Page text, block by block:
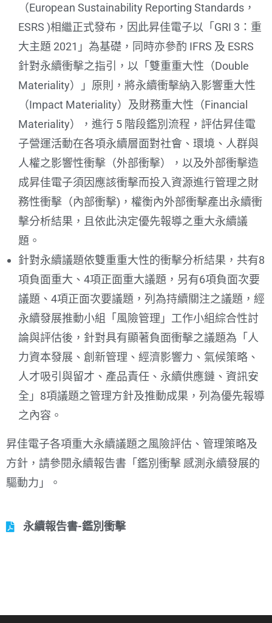
（European Sustainability Reporting Standards，
ESRS )相繼正式發布，因此昇佳電子以「GRI 3：重
大主題 2021」為基礎，同時亦參酌 IFRS 及 ESRS
針對永續衝擊之指引，以「雙重重大性（Double
Materiality）」原則，將永續衝擊納入影響重大性
（Impact Materiality）及財務重大性（Financial
Materiality），進行 5 階段鑑別流程，評估昇佳電
子營運活動在各項永續層面對社會、環境、人群與
人權之影響性衝擊（外部衝擊），以及外部衝擊造
成昇佳電子須因應該衝擊而投入資源進行管理之財
務性衝擊（內部衝擊)，權衡內外部衝擊產出永續衝
擊分析結果，且依此決定優先報導之重大永續議
題。
針對永續議題依雙重重大性的衝擊分析結果，共有8
項負面重大、4項正面重大議題，另有6項負面次要
議題、4項正面次要議題，列為持續關注之議題，經
永續發展推動小組「風險管理」工作小組綜合性討
論與評估後，針對具有顯著負面衝擊之議題為「人
力資本發展、創新管理、經濟影響力、氣候策略、
人才吸引與留才、產品責任、永續供應鏈、資訊安
全」8項議題之管理方針及推動成果，列為優先報導
之內容。
昇佳電子各項重大永續議題之風險評估、管理策略及
方針，請參閱永續報告書「鑑別衝擊 感測永續發展的
驅動力」。
永續報告書-鑑別衝擊